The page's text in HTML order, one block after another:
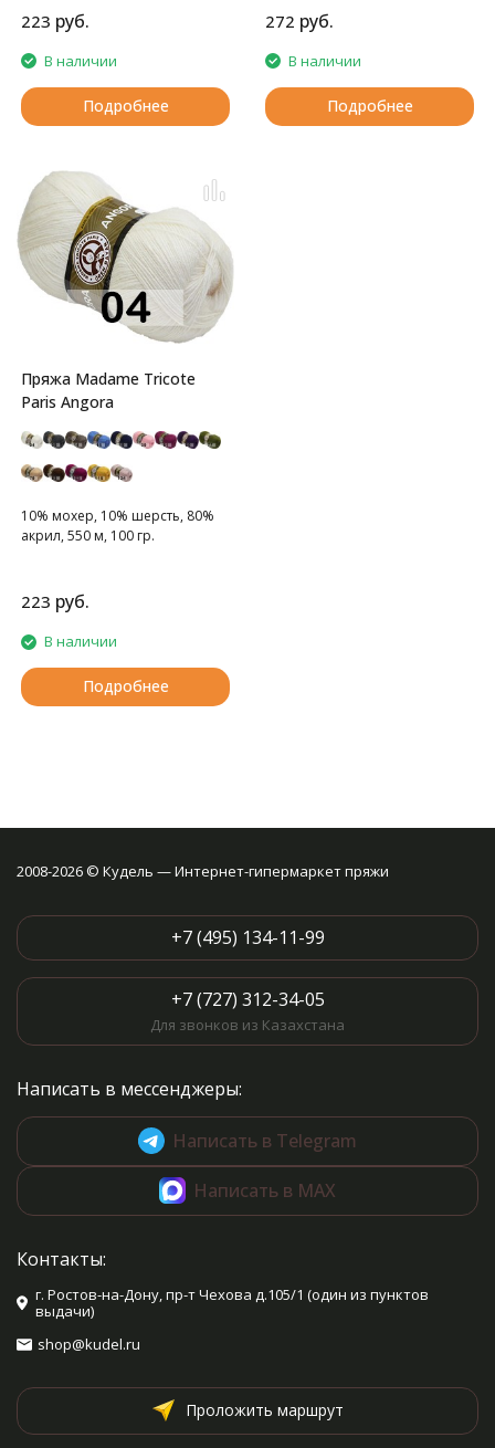
223 руб.
В наличии
Подробнее
272 руб.
В наличии
Подробнее
Пряжа Madame Tricote
Paris Angora
10% мохер, 10% шерсть, 80%
акрил, 550 м, 100 гр.
223 руб.
В наличии
Подробнее
2008-2026 © Кудель — Интернет-гипермаркет пряжи
+7 (495) 134-11-99
+7 (727) 312-34-05
Для звонков из Казахстана
Написать в мессенджеры:
Написать в Telegram
Написать в MAX
Контакты:
г. Ростов-на-Дону, пр-т Чехова д.105/1 (один из пунктов
выдачи)
shop@kudel.ru
Проложить маршрут